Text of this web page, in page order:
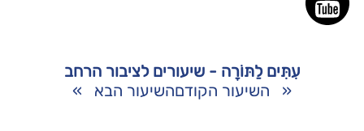
עִתִּים לַתּוֹרָה - שיעורים לציבור הרחב
« השיעור הקודםהשיעור הבא »